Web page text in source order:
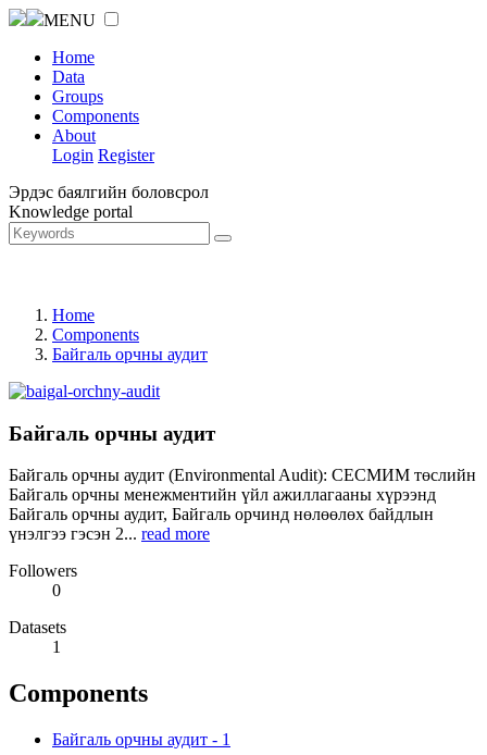
MENU
Home
Data
Groups
Components
About
Login Register
Эрдэс баялгийн боловсрол
Knowledge portal
Home
Components
Байгаль орчны аудит
Байгаль орчны аудит
Байгаль орчны аудит (Environmental Audit): СЕСМИМ төслийн
Байгаль орчны менежментийн үйл ажиллагааны хүрээнд
Байгаль орчны аудит, Байгаль орчинд нөлөөлөх байдлын
үнэлгээ гэсэн 2... read more
Followers
0
Datasets
1
Components
Байгаль орчны аудит - 1